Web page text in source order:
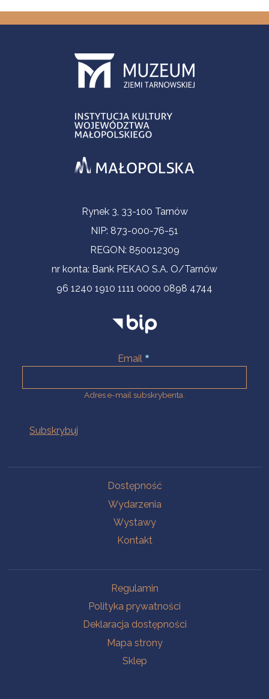
Informacje kontaktoweRynek 3, 33-100 Tarnów
NIP: 873-000-76-51
REGON: 850012309
nr konta: Bank PEKAO S.A. O/Tarnów
96 1240 1910 1111 0000 0898 4744
Email
Adres e-mail subskrybenta.
Dostępność
Wydarzenia
Wystawy
Kontakt
Regulamin
Polityka prywatności
Deklaracja dostępności
Mapa strony
Sklep